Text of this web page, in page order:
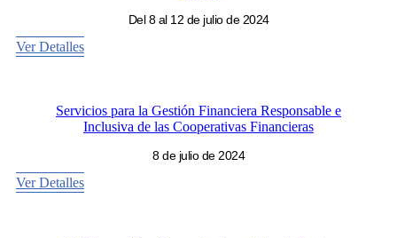
Del 8 al 12 de julio de 2024
Ver Detalles
Servicios para la Gestión Financiera Responsable e
Inclusiva de las Cooperativas Financieras
8 de julio de 2024
Ver Detalles